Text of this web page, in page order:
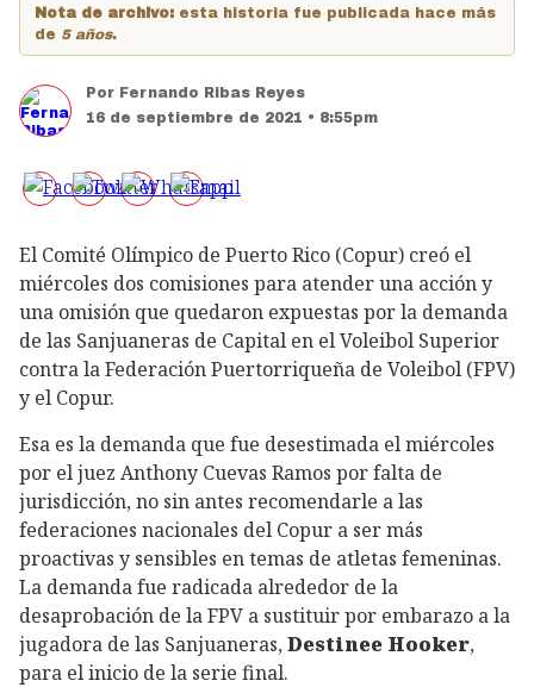
Nota de archivo: esta historia fue publicada hace más
de 5 años.
Por Fernando Ribas Reyes
16 de septiembre de 2021 • 8:55pm
El Comité Olímpico de Puerto Rico (Copur) creó el
miércoles dos comisiones para atender una acción y
una omisión que quedaron expuestas por la demanda
de las Sanjuaneras de Capital en el Voleibol Superior
contra la Federación Puertorriqueña de Voleibol (FPV)
y el Copur.
Esa es la demanda que fue desestimada el miércoles
por el juez Anthony Cuevas Ramos por falta de
jurisdicción, no sin antes recomendarle a las
federaciones nacionales del Copur a ser más
proactivas y sensibles en temas de atletas femeninas.
La demanda fue radicada alrededor de la
desaprobación de la FPV a sustituir por embarazo a la
jugadora de las Sanjuaneras,Destinee Hooker,
para el inicio de la serie final.